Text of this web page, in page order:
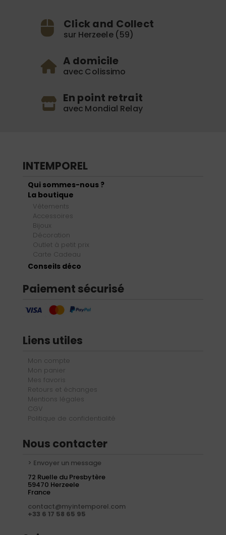
Click and Collect
sur Herzeele (59)
A domicile
avec Colissimo
En point retrait
avec Mondial Relay
INTEMPOREL
Qui sommes-nous ?
La boutique
Vêtements
Accessoires
Bijoux
Décoration
Outlet à petit prix
Carte Cadeau
Conseils déco
Paiement sécurisé
Liens utiles
Mon compte
Mon panier
Mes favoris
Retours et échanges
Mentions légales
CGV
Politique de confidentialité
Nous contacter
> Envoyer un message
72 Ruelle du Presbytère
59470 Herzeele
France
contact@myintemporel.com
+33 6 17 58 65 95